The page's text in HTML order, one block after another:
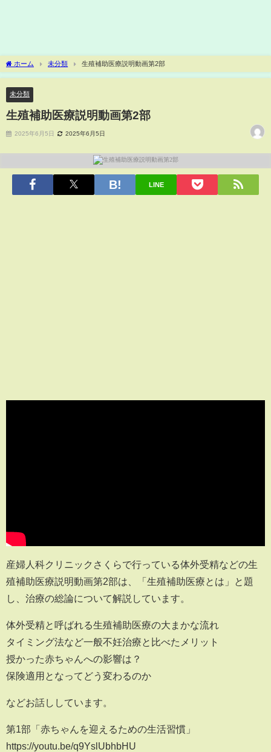
ホーム 未分類 生殖補助医療説明動画第2部
未分類
生殖補助医療説明動画第2部
2025年6月5日 2025年6月5日
LINE
産婦人科クリニックさくらで行っている体外受精などの生
殖補助医療説明動画第2部は、「生殖補助医療とは」と題
し、治療の総論について解説しています。
体外受精と呼ばれる生殖補助医療の大まかな流れ
タイミング法など一般不妊治療と比べたメリット
授かった赤ちゃんへの影響は？
保険適用となってどう変わるのか
などお話ししています。
第1部「赤ちゃんを迎えるための生活習慣」
https://youtu.be/q9YslUbhbHU